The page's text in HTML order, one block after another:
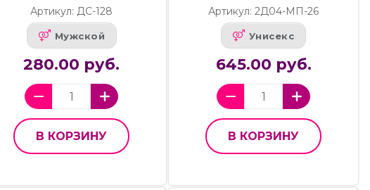
Артикул: ДС-128
Мужской
280.00 руб.
В КОРЗИНУ
Артикул: 2Д04-МП-26
Унисекс
645.00 руб.
В КОРЗИНУ